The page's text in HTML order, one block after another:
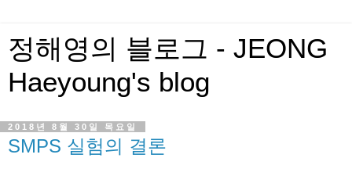
정해영의 블로그 - JEONG
Haeyoung's blog
2018년 8월 30일 목요일
SMPS 실험의 결론